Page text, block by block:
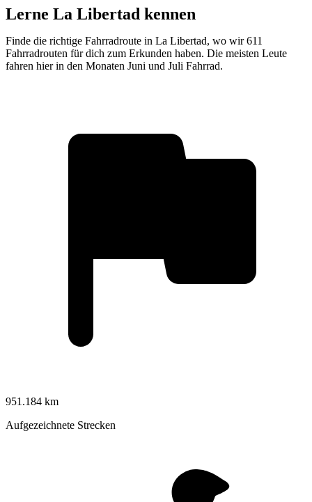
Lerne La Libertad kennen
Finde die richtige Fahrradroute in La Libertad, wo wir 611
Fahrradrouten für dich zum Erkunden haben. Die meisten Leute
fahren hier in den Monaten Juni und Juli Fahrrad.
951.184 km
Aufgezeichnete Strecken